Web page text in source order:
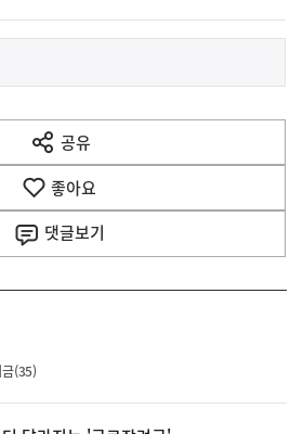
공유
열
기
좋아요
댓글보기
(35)